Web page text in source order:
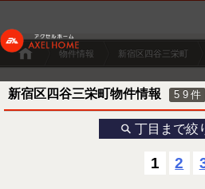
物件情報 新宿区四谷三栄町
新宿区四谷三栄町物件情報 59 件
丁目まで絞
1 2